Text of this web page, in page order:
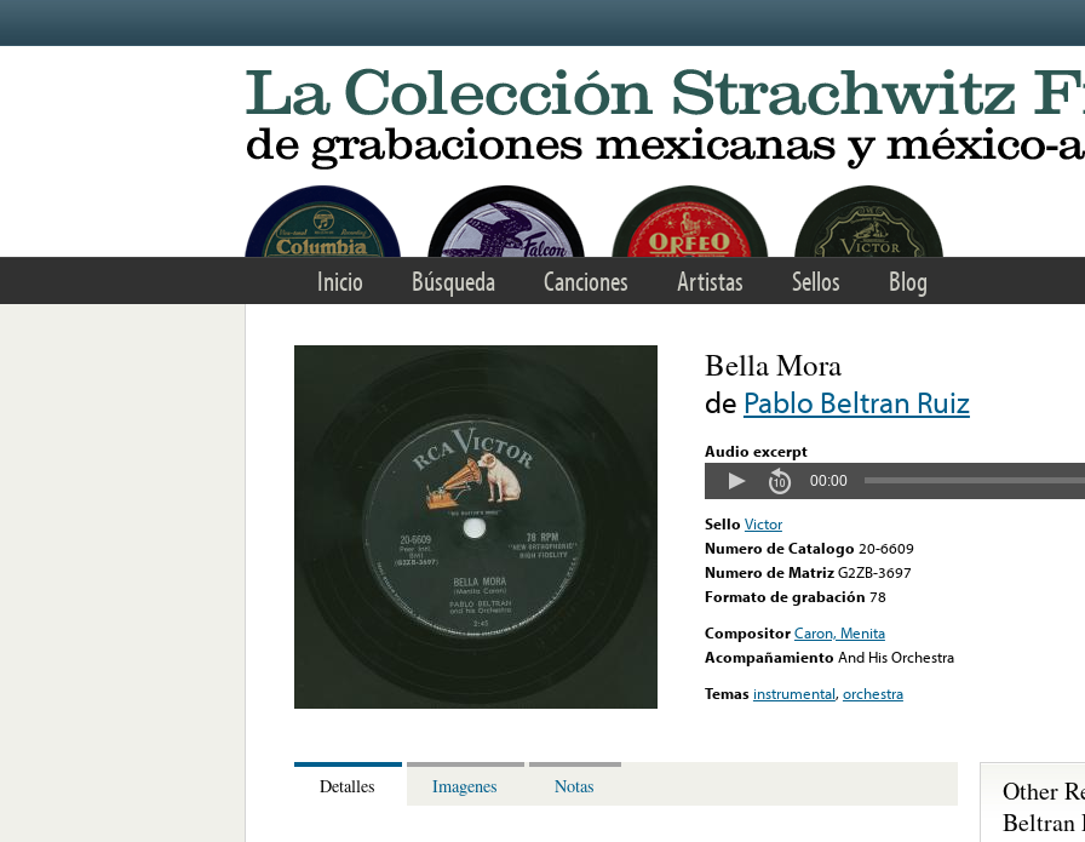
Inicio Búsqueda Canciones Artistas Sellos Blog
Bella Mora
de Pablo Beltran Ruiz
Audio excerpt
00:00
Sello Victor
Numero de Catalogo 20-6609
Numero de MatrizG2ZB-3697
Formato de grabación 78
CompositorCaron, Menita
Acompañamiento And His Orchestra
Temas instrumental,orchestra
Detalles Imagenes Notas
Other
Beltran